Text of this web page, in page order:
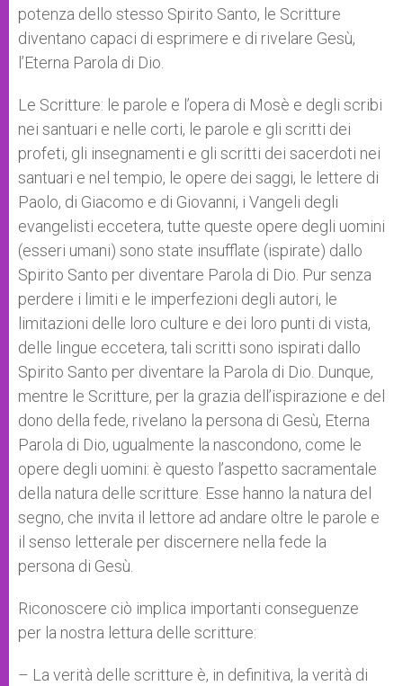
potenza dello stesso Spirito Santo, le Scritture
diventano capaci di esprimere e di rivelare Gesù,
l’Eterna Parola di Dio.
Le Scritture: le parole e l’opera di Mosè e degli scribi
nei santuari e nelle corti, le parole e gli scritti dei
profeti, gli insegnamenti e gli scritti dei sacerdoti nei
santuari e nel tempio, le opere dei saggi, le lettere di
Paolo, di Giacomo e di Giovanni, i Vangeli degli
evangelisti eccetera, tutte queste opere degli uomini
(esseri umani) sono state insufflate (ispirate) dallo
Spirito Santo per diventare Parola di Dio. Pur senza
perdere i limiti e le imperfezioni degli autori, le
limitazioni delle loro culture e dei loro punti di vista,
delle lingue eccetera, tali scritti sono ispirati dallo
Spirito Santo per diventare la Parola di Dio. Dunque,
mentre le Scritture, per la grazia dell’ispirazione e del
dono della fede, rivelano la persona di Gesù, Eterna
Parola di Dio, ugualmente la nascondono, come le
opere degli uomini: è questo l’aspetto sacramentale
della natura delle scritture. Esse hanno la natura del
segno, che invita il lettore ad andare oltre le parole e
il senso letterale per discernere nella fede la
persona di Gesù.
Riconoscere ciò implica importanti conseguenze
per la nostra lettura delle scritture:
– La verità delle scritture è, in definitiva, la verità di